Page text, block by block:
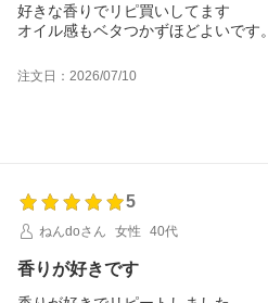
好きな香りでリピ買いしてます
オイル感もベタつかずほどよいです。
注文日：2026/07/10
5
ねんdoさん
女性 40代
香りが好きです